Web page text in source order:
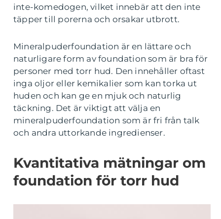
inte-komedogen, vilket innebär att den inte
täpper till porerna och orsakar utbrott.
Mineralpuderfoundation är en lättare och
naturligare form av foundation som är bra för
personer med torr hud. Den innehåller oftast
inga oljor eller kemikalier som kan torka ut
huden och kan ge en mjuk och naturlig
täckning. Det är viktigt att välja en
mineralpuderfoundation som är fri från talk
och andra uttorkande ingredienser.
Kvantitativa mätningar om
foundation för torr hud